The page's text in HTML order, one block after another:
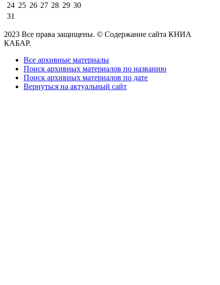
24 25 26 27 28 29 30
31
2023 Все права защищены. © Содержание сайта КНИА
КАБАР.
Все архивные материалы
Поиск архивных материалов по названию
Поиск архивных материалов по дате
Вернуться на актуальный сайт